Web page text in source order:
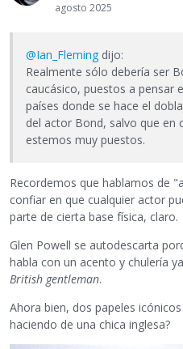
agosto 2025
@Ian_Fleming dijo:
Realmente sólo debería ser
caucásico, puestos a pensar
países donde se hace el
del actor Bond, salvo que en
estemos muy puestos.
Recordemos que hablamos de
confiar en que cualquier actor
parte de cierta base física, claro.
Glen Powell se autodescarta
habla con un acento y chulería
British gentleman.
Ahora bien, dos papeles
haciendo de una chica inglesa?